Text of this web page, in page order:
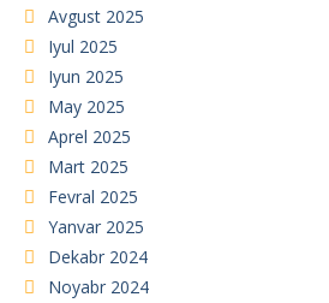
Avgust 2025
Iyul 2025
Iyun 2025
May 2025
Aprel 2025
Mart 2025
Fevral 2025
Yanvar 2025
Dekabr 2024
Noyabr 2024